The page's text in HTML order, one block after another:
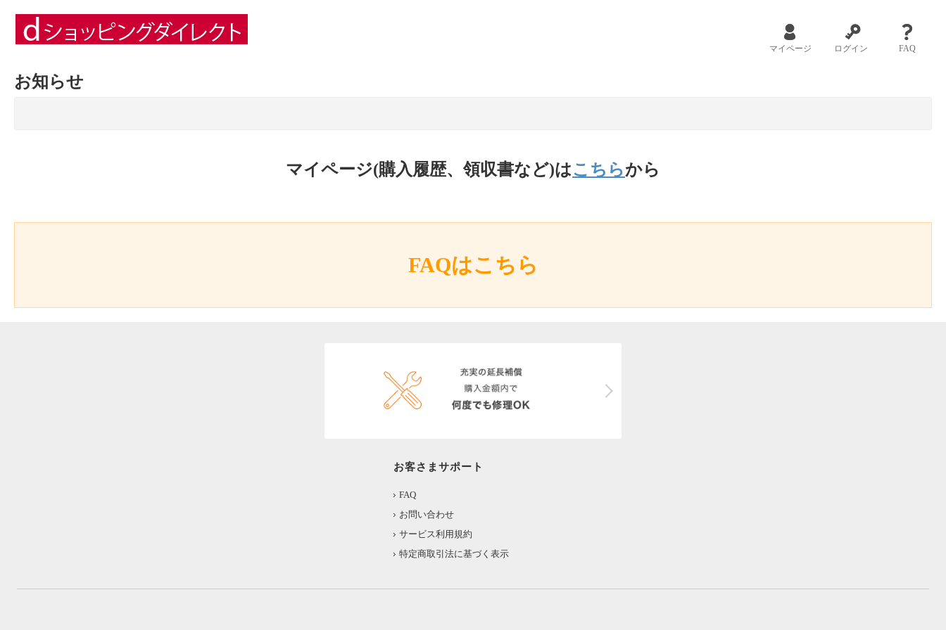
マイページ ログイン FAQ
お知らせ
マイページ(購入履歴、領収書など)はこちらから
FAQはこちら
お客さまサポート
FAQ
お問い合わせ
サービス利用規約
特定商取引法に基づく表示